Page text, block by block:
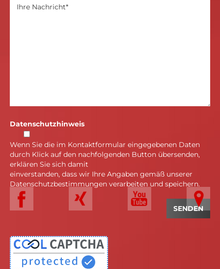
Datenschutzhinweis
Wenn Sie die im Kontaktformular eingegebenen Daten
durch Klick auf den nachfolgenden Button übersenden,
erklären Sie sich damit
einverstanden, dass wir Ihre Angaben gemäß unserer
Datenschutzbestimmungen verarbeiten und speichern.